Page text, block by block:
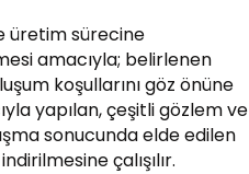
üretim sürecine
amacıyla; belirlenen
koşullarını göz önüne
yapılan, çeşitli gözlem ve
sonucunda elde edilen
çalışılır.